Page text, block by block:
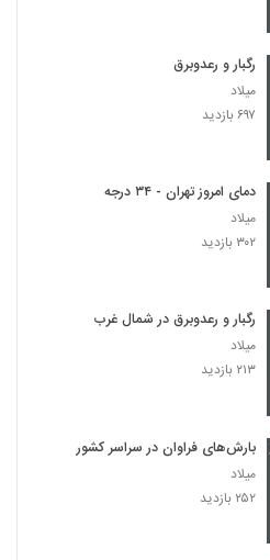
رگبار و رعدوبرق
میلاد
۶۹۷ بازدید
دمای امروز تهران - ۳۴ درجه
میلاد
۳۰۲ بازدید
رگبار و رعدوبرق در شمال غرب
میلاد
۲۱۳ بازدید
بارش‌های فراوان در سراسر کشور
میلاد
۲۵۲ بازدید